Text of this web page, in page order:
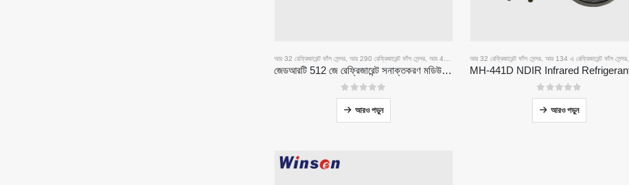
আর 32 রেফ্রিজারেন্ট ফাঁস সেন্সর, আর 290 রেফ্রিজারেন্ট ফাঁস সেন্সর, আর 454 বি রেফ্রিজারেন্ট ফাঁস সেন্সর
জেডআরটি 512 জে রেফ্রিজারেন্ট সনাক্তকরণ মডিউল | আর 32, আর 454 বি, আর 290 | এর জন্য এনডিআইআর গ্যাস সেন্সর আরএস 485 যোগাযোগ
05 এর মধ্যে
আরও পড়ুন
আর 32 রেফ্রিজারেন্ট ফাঁস সেন্সর, আর 134 এ রেফ্রিজারেন্ট ফাঁস সেন্সর,
05 এর মধ্যে
আরও পড়ুন